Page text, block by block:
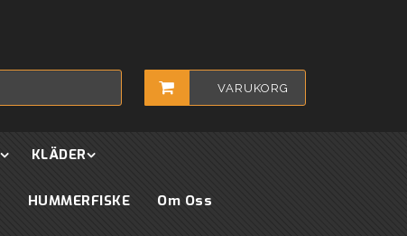
VARUKORG
KLÄDER
HUMMERFISKE Om Oss